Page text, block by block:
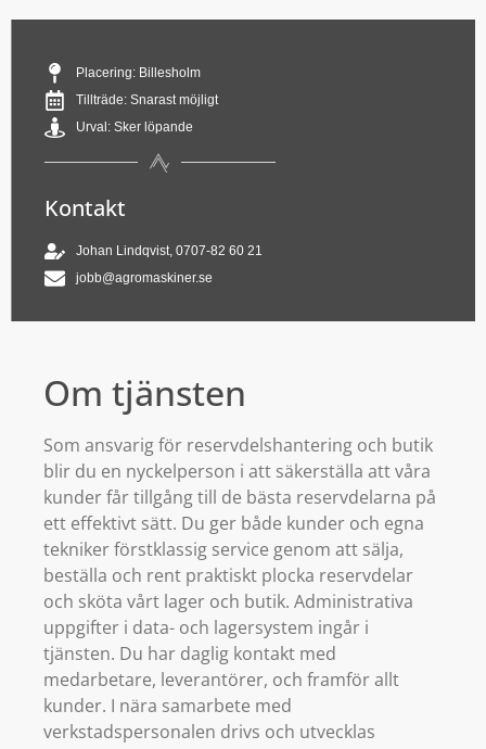
Placering: Billesholm
Tillträde: Snarast möjligt
Urval: Sker löpande
Kontakt
Johan Lindqvist, 0707-82 60 21
jobb@agromaskiner.se
Om tjänsten
Som ansvarig för reservdelshantering och butik
blir du en nyckelperson i att säkerställa att våra
kunder får tillgång till de bästa reservdelarna på
ett effektivt sätt. Du ger både kunder och egna
tekniker förstklassig service genom att sälja,
beställa och rent praktiskt plocka reservdelar
och sköta vårt lager och butik. Administrativa
uppgifter i data- och lagersystem ingår i
tjänsten. Du har daglig kontakt med
medarbetare, leverantörer, och framför allt
kunder. I nära samarbete med
verkstadspersonalen drivs och utvecklas